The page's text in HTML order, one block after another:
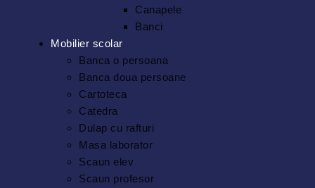
Canapele
Banci
Mobilier scolar
Banca o persoana
Banca doua persoane
Cartoteca
Catedra
Dulap cu rafturi
Masa laborator
Scaun elev
Scaun profesor